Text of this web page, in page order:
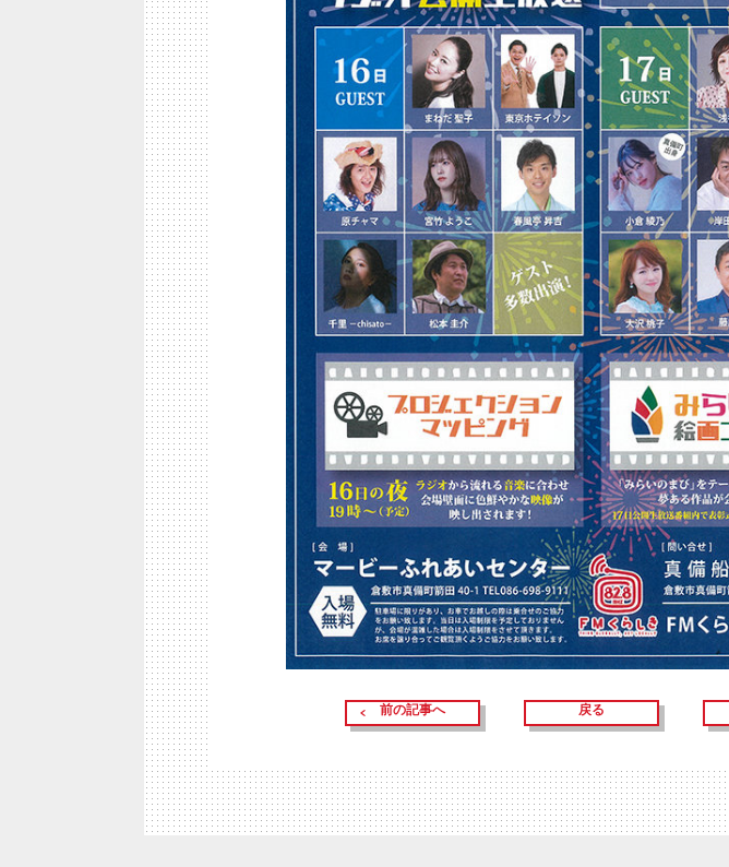
前の記事へ 戻る